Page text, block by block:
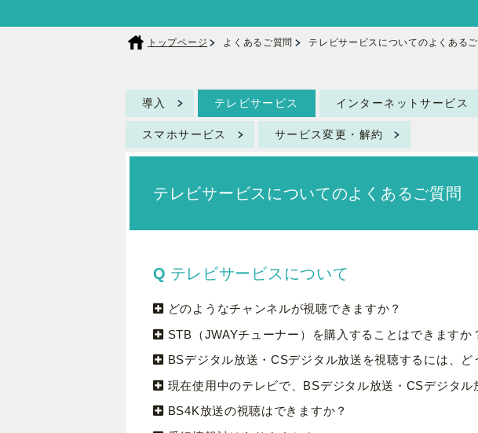
トップページ よくあるご質問 テレビサービスについてのよくある
導入 テレビサービス インターネットサービス
スマホサービス サービス変更・解約
テレビサービスについてのよくあるご質問
テレビサービスについて
どのようなチャンネルが視聴できますか？
STB（JWAYチューナー）を購入することはできますか
BSデジタル放送・CSデジタル放送を視聴するには、ど
現在使用中のテレビで、BSデジタル放送・CSデジタル
BS4K放送の視聴はできますか？